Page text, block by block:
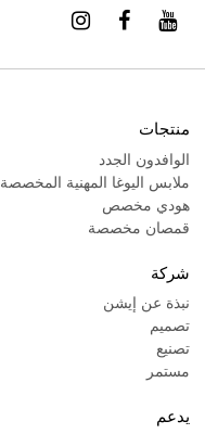
منتجات
الوافدون الجدد
ملابس اليوغا المهنية المخصصة
هودي مخصص
قمصان مخصصة
شركة
نبذة عن إيشن
تصميم
تصنيع
مستمر
يدعم